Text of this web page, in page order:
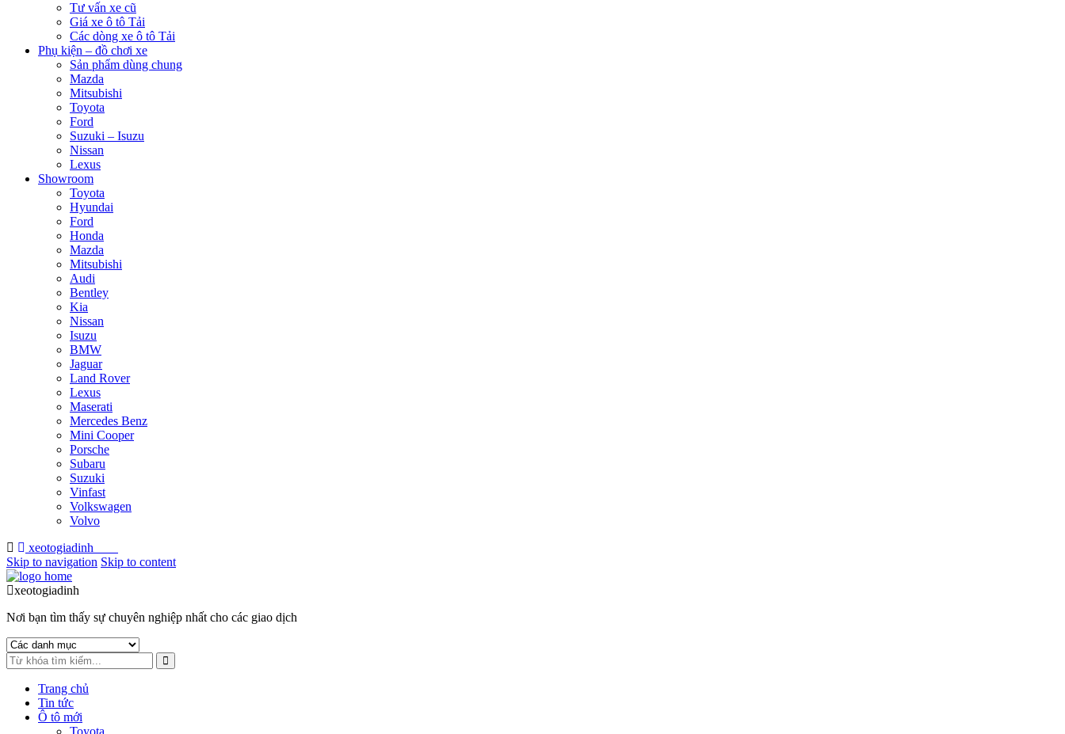
Tư vấn xe cũ
Giá xe ô tô Tải
Các dòng xe ô tô Tải
Phụ kiện – đồ chơi xe
Sản phẩm dùng chung
Mazda
Mitsubishi
Toyota
Ford
Suzuki – Isuzu
Nissan
Lexus
Showroom
Toyota
Hyundai
Ford
Honda
Mazda
Mitsubishi
Audi
Bentley
Kia
Nissan
Isuzu
BMW
Jaguar
Land Rover
Lexus
Maserati
Mercedes Benz
Mini Cooper
Porsche
Subaru
Suzuki
Vinfast
Volkswagen
Volvo
xeotogiadinh
Skip to navigation Skip to content
xeotogiadinh
Nơi bạn tìm thấy sự chuyên nghiệp nhất cho các giao dịch
Trang chủ
Tin tức
Ô tô mới
Toyota